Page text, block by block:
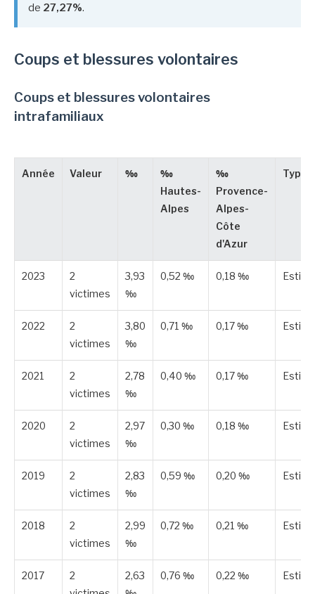
de 27,27%.
Coups et blessures volontaires
Coups et blessures volontaires
intrafamiliaux
Année Valeur ‰
‰
Hautes-
Alpes
‰
Provence-
Alpes-
Côte
d'Azur
Type
2023
2
victimes
3,93
‰
0,52 ‰ 0,18 ‰
2022
2
victimes
3,80
‰
0,71 ‰ 0,17 ‰
2021
2
victimes
2,78
‰
0,40 ‰ 0,17 ‰
2020
2
victimes
2,97
‰
0,30 ‰ 0,18 ‰
2019
2
victimes
2,83
‰
0,59 ‰ 0,20 ‰
2018
2
victimes
2,99
‰
0,72 ‰ 0,21 ‰
2017
2
2,63
0,76 ‰ 0,22 ‰